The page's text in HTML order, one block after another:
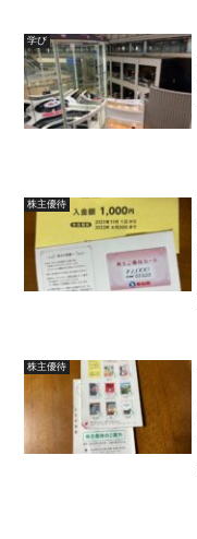
学び
株主優待
株主優待